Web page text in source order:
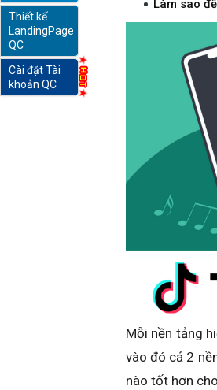
Làm sao
Mỗi nền tảng
vào đó cả 2
nào tốt hơn
Thiết kế
LandingPage
QC
Cài đặt Tài
khoản QC